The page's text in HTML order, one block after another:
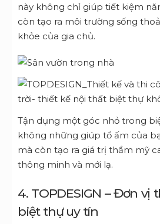
này không chỉ giúp tiết kiệm
còn tạo ra môi trường sống
khỏe của gia chủ.
Tận dụng một góc nhỏ trong
không những giúp tổ ấm của
mà còn tạo ra giá trị thẩm mỹ
thông minh và mới lạ.
4. TOPDESIGN – Đơn
biệt thự uy tín